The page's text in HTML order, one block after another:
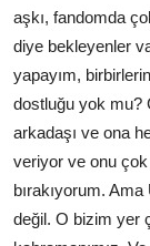
aşkı, fandomda
diye bekleyenler
yapayım,
dostluğu yok mu?
arkadaşı ve ona
veriyor ve onu
bırakıyorum.
değil. O bizim yer